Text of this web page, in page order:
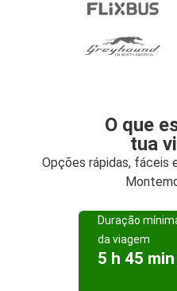
O que
tua
Opções rápidas, fáceis
Duração
da viagem
5 h 45 min